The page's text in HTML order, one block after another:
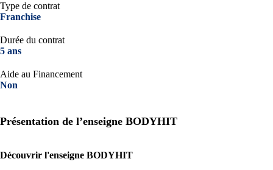
Type de contrat
Franchise
Durée du contrat
5 ans
Aide au Financement
Non
Présentation de l’enseigne BODYHIT
Découvrir l'enseigne BODYHIT